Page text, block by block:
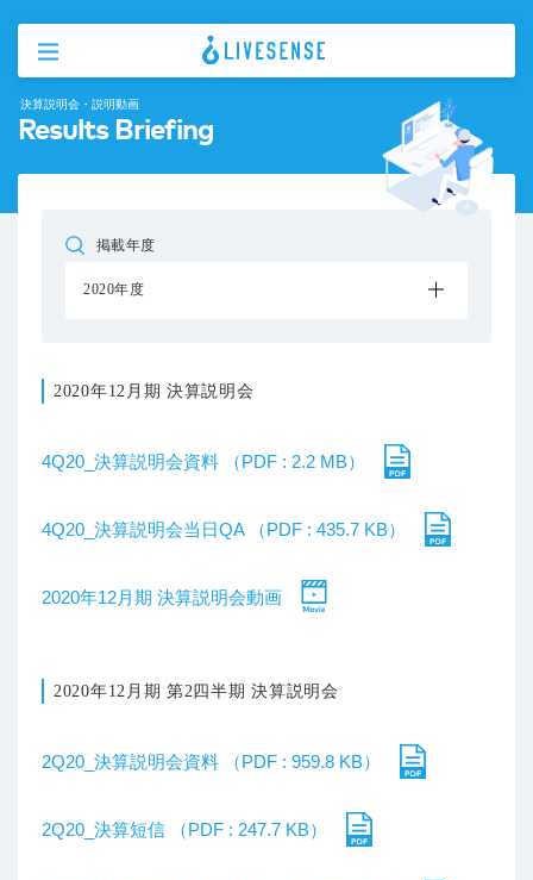
決算説明会・説明動画
Results Briefing
掲載年度
2020年度
2020年12月期 決算説明会
4Q20_決算説明会資料 （PDF : 2.2 MB）
4Q20_決算説明会当日QA （PDF : 435.7 KB）
2020年12月期 決算説明会動画
2020年12月期 第2四半期 決算説明会
2Q20_決算説明会資料 （PDF : 959.8 KB）
2Q20_決算短信 （PDF : 247.7 KB）